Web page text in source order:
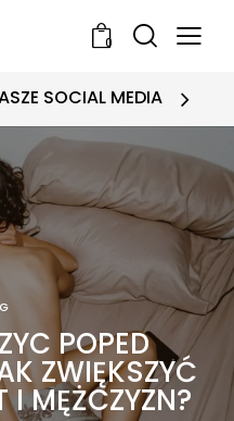
0
MEDIA
POPED
ZWIĘKSZYĆ
I MĘŻCZYZN?